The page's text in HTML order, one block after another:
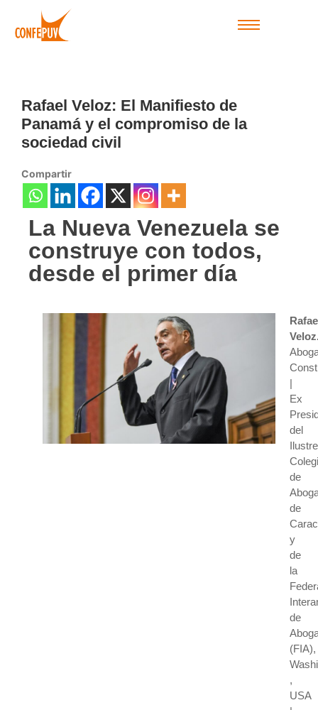
Rafael Veloz: El Manifiesto de
Panamá y el compromiso de la
sociedad civil
Compartir
La Nueva Venezuela se
construye con todos,
desde el primer día
|
Ex
del
Ilustre
de
de
y
de
la
de
(FIA),
,
USA